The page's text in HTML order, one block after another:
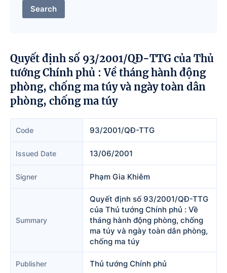
Search
Quyết định số 93/2001/QĐ-TTG của Thủ
tướng Chính phủ : Về tháng hành động
phòng, chống ma túy và ngày toàn dân
phòng, chống ma túy
Code 93/2001/QĐ-TTG
Issued Date 13/06/2001
Signer Phạm Gia Khiêm
Summary
Quyết định số 93/2001/QĐ-TTG
của Thủ tướng Chính phủ : Về
tháng hành động phòng, chống
ma túy và ngày toàn dân phòng,
chống ma túy
Publisher Thủ tướng Chính phủ